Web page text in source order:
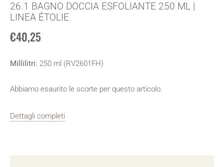
26.1 BAGNO DOCCIA ESFOLIANTE 250 ML |
LINEA ÉTOLIE
€40,25
Millilitri: 250 ml (RV2601FH)
Abbiamo esaurito le scorte per questo articolo.
Dettagli completi